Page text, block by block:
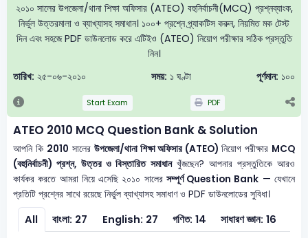
২০১০ সালের উপজেলা/থানা শিক্ষা অফিসার (ATEO) বহুনির্বাচনী(MCQ) প্রশ্নব্যাংক,
নির্ভুল উত্তরমালা ও ব্যাখ্যাসহ সমাধান। ১০০+ প্রশ্নে প্র্যাকটিস করুন, নিয়মিত মক টেস্ট
দিন এবং সহজে PDF ডাউনলোড করে এটিইও (ATEO) নিয়োগ পরীক্ষার সঠিক প্রস্তুতি
নিন।
তারিখ: ২৫-০৬-২০১০ সময়: ১ ঘণ্টা পূর্ণমান: ১০০
Start Exam PDF
ATEO 2010 MCQ Question Bank & Solution
আপনি কি 2010 সালের উপজেলা/থানা শিক্ষা অফিসার (ATEO)নিয়োগ পরীক্ষার MCQ
(বহুনির্বাচনী) প্রশ্ন, উত্তর ও বিস্তারিত সমাধানখুঁজছেন? আপনার প্রস্তুতিকে আরও
কার্যকর করতে আমরা নিয়ে এসেছি ২০১০ সালের সম্পূর্ণ Question Bank — যেখানে
প্রতিটি প্রশ্নের সাথে রয়েছে নির্ভুল ব্যাখ্যাসহ সমাধাণ ও PDF ডাউনলোডের সুবিধা।
All বাংলা: 27 English: 27 গণিত: 14 সাধারণ জ্ঞান: 16